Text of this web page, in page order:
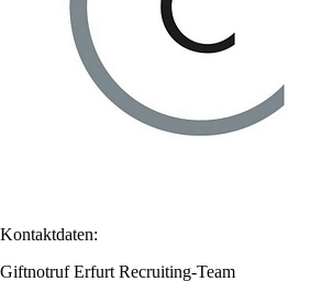
Kontaktdaten:
Giftnotruf Erfurt Recruiting-Team